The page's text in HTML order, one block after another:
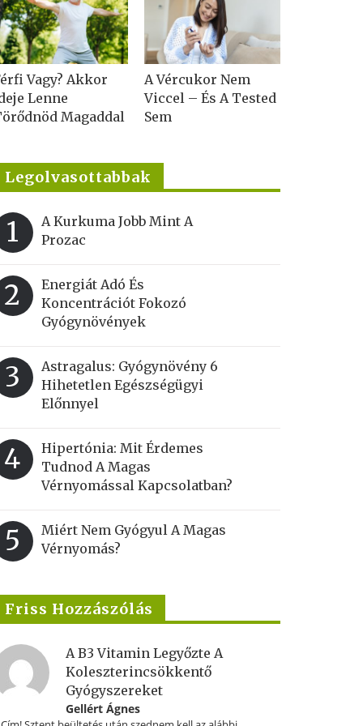
Vagy? Akkor
Lenne
Magaddal
A Vércukor Nem
Viccel – És A Tested
Sem
Legolvasottabbak
1
A Kurkuma Jobb Mint A
Prozac
2
Energiát Adó És
Koncentrációt Fokozó
Gyógynövények
3
Astragalus: Gyógynövény 6
Hihetetlen Egészségügyi
Előnnyel
4
Hipertónia: Mit Érdemes
Tudnod A Magas
Vérnyomással Kapcsolatban?
5
Miért Nem Gyógyul A Magas
Vérnyomás?
Friss Hozzászólás
A B3 Vitamin Legyőzte A
Koleszterincsökkentő
Gyógyszereket
Gellért Ágnes